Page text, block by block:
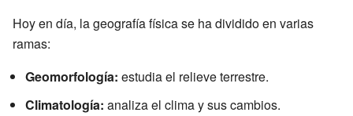
Hoy en día, la geografía física se ha dividido en varias
ramas:
Geomorfología: estudia el relieve terrestre.
Climatología: analiza el clima y sus cambios.